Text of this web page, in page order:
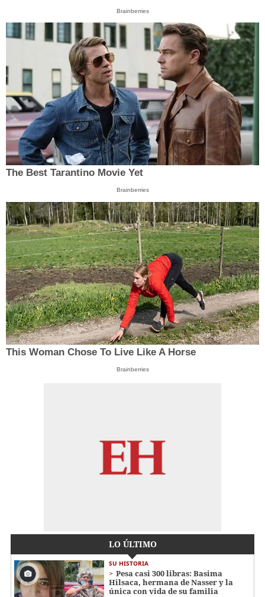
Brainberries
The Best Tarantino Movie Yet
Brainberries
This Woman Chose To Live Like A Horse
Brainberries
LO ÚLTIMO
SU HISTORIA
Pesa casi 300 libras: Basima
Hilsaca, hermana de Nasser y la
única con vida de su familia